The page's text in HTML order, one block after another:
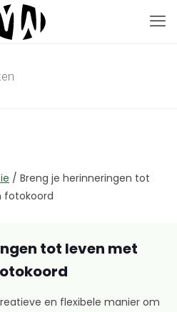
/ Breng je herinneringen tot
fotokoord
tot leven met
en flexibele manier om